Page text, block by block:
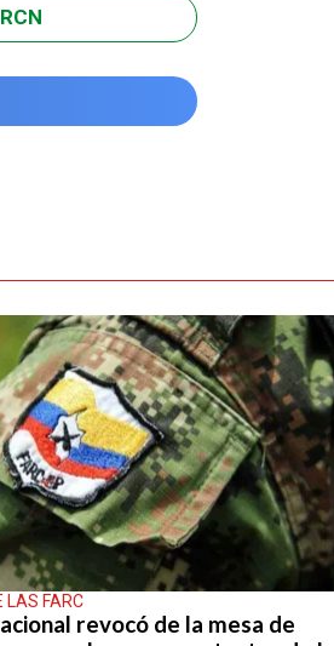
LAS FARC
revocó de la mesa de